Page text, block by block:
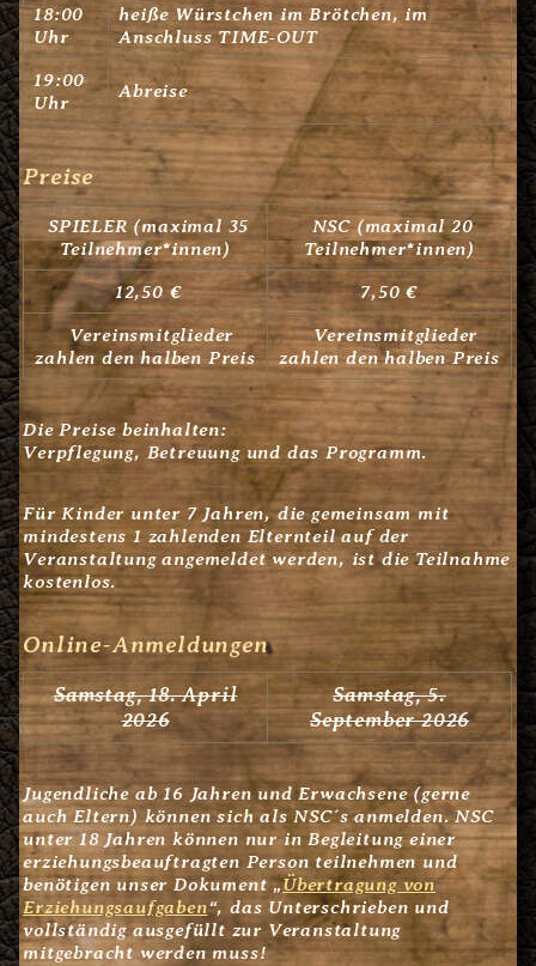
18:00
Uhr
heiße Würstchen im Brötchen, im
Anschluss TIME-OUT
19:00
Uhr
Abreise
Preise
SPIELER (maximal 35
Teilnehmer*innen)
NSC (maximal 20
Teilnehmer*innen)
12,50 €
7,50 €
Vereinsmitglieder
zahlen den halben Preis
Vereinsmitglieder
zahlen den halben Preis
Die Preise beinhalten:
Verpflegung, Betreuung und das Programm.
Für Kinder unter 7 Jahren, die gemeinsam mit
mindestens 1 zahlenden Elternteil auf der
Veranstaltung angemeldet werden, ist die Teilnahme
kostenlos.
Online-Anmeldungen
Samstag,18. April
2026
Samstag,5.
September 2026
Jugendliche ab 16 Jahren und Erwachsene (gerne
auch Eltern) können sich als NSC´s anmelden. NSC
unter 18 Jahren können nur in Begleitung einer
erziehungsbeauftragten Person teilnehmen und
benötigen unser Dokument „Übertragung von
Erziehungsaufgaben“, das Unterschrieben und
vollständig ausgefüllt zur Veranstaltung
mitgebracht werden muss!